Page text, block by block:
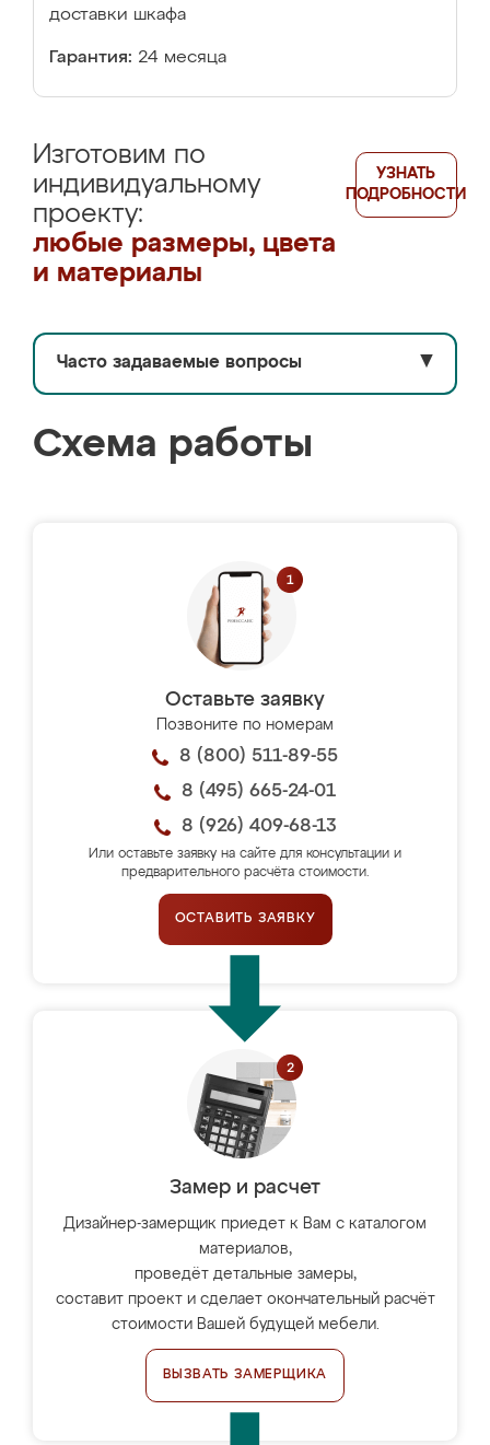
доставки шкафа
Гарантия: 24 месяца
Изготовим по
индивидуальному
проекту:
любые размеры, цвета
и материалы
УЗНАТЬ
ПОДРОБНОСТИ
Часто задаваемые вопросы ▼
Схема работы
Оставьте заявку
Позвоните по номерам
8 (800) 511-89-55
8 (495) 665-24-01
8 (926) 409-68-13
Или оставьте заявку на сайте для консультации и
предварительного расчёта стоимости.
ОСТАВИТЬ ЗАЯВКУ
Замер и расчет
Дизайнер-замерщик приедет к Вам с каталогом
материалов,
проведёт детальные замеры,
составит проект и сделает окончательный расчёт
стоимости Вашей будущей мебели.
ВЫЗВАТЬ ЗАМЕРЩИКА